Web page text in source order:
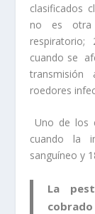
clasificados
no es otra
cuando se
roedores
Uno de los
cuando la
sanguíneo y
La